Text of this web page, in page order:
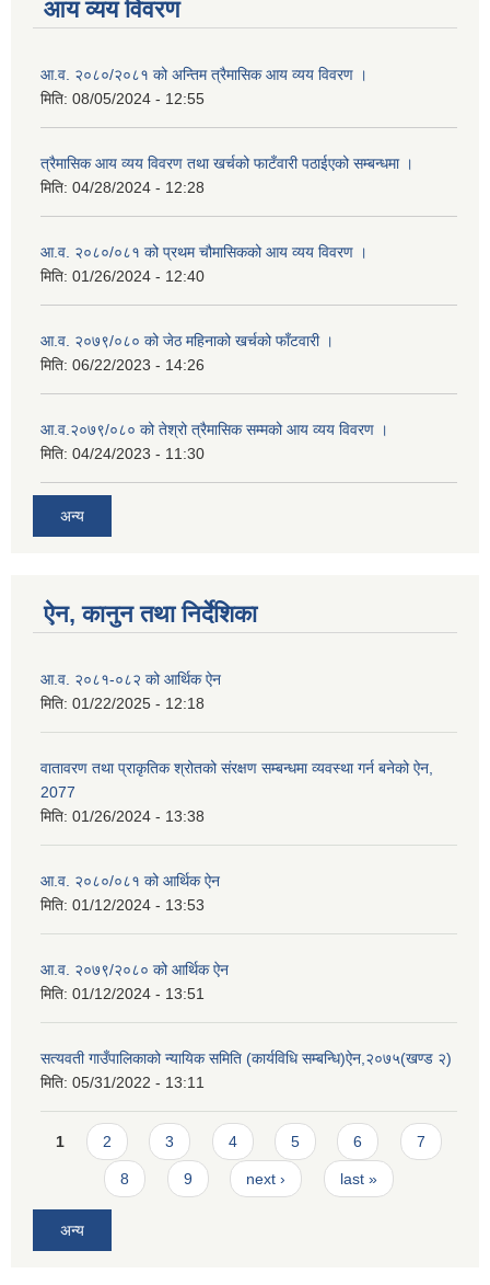
आय व्यय विवरण
आ.व. २०८०/२०८१ को अन्तिम त्रैमासिक आय व्यय विवरण ।
मिति: 08/05/2024 - 12:55
त्रैमासिक आय व्यय विवरण तथा खर्चको फाटँवारी पठाईएको सम्बन्धमा ।
मिति: 04/28/2024 - 12:28
आ.व. २०८०/०८१ को प्रथम चौमासिकको आय व्यय विवरण ।
मिति: 01/26/2024 - 12:40
आ.व. २०७९/०८० को जेठ महिनाको खर्चको फाँटवारी ।
मिति: 06/22/2023 - 14:26
आ.व.२०७९/०८० को तेश्रो त्रैमासिक सम्मको आय व्यय विवरण ।
मिति: 04/24/2023 - 11:30
अन्य
ऐन, कानुन तथा निर्देशिका
आ.व. २०८१-०८२ को आर्थिक ऐन
मिति: 01/22/2025 - 12:18
वातावरण तथा प्राकृतिक श्रोतको संरक्षण सम्बन्धमा व्यवस्था गर्न बनेको ऐन,
2077
मिति: 01/26/2024 - 13:38
आ.व. २०८०/०८१ को आर्थिक ऐन
मिति: 01/12/2024 - 13:53
आ.व. २०७९/२०८० को आर्थिक ऐन
मिति: 01/12/2024 - 13:51
सत्यवती गाउँपालिकाको न्यायिक समिति (कार्यविधि सम्बन्धि)ऐन,२०७५(खण्ड २)
मिति: 05/31/2022 - 13:11
Pages
1 2 3 4 5 6 7
8 9 next › last »
अन्य